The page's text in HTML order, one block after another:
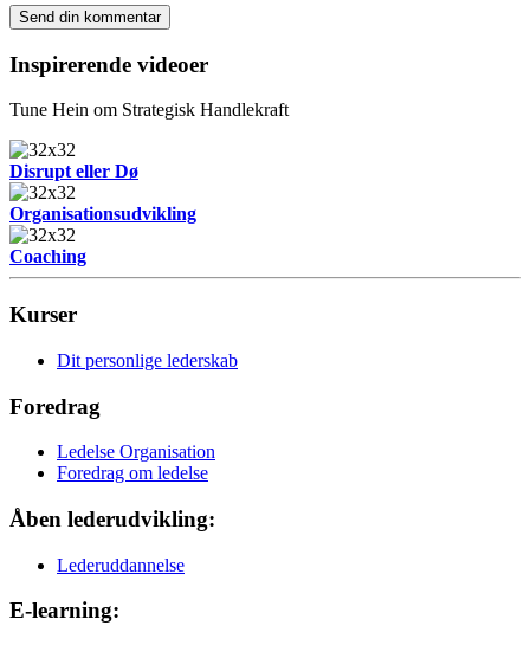
Inspirerende videoer
Tune Hein om Strategisk Handlekraft
Disrupt eller Dø
Organisationsudvikling
Coaching
Kurser
Dit personlige lederskab
Foredrag
Ledelse Organisation
Foredrag om ledelse
Åben lederudvikling:
Lederuddannelse
E-learning: